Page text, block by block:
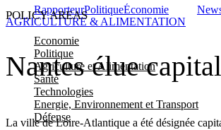
POLICY AREAS
Economie
Politique
Agriculture et Alimentation
Santé
Technologies
Energie, Environnement et Transport
Défense
RapporteurPolitiqueÉconomie
Nantes élue
La ville de Loire-Atlantique a été désignée
AGRICULTURE & ALIMENTATION